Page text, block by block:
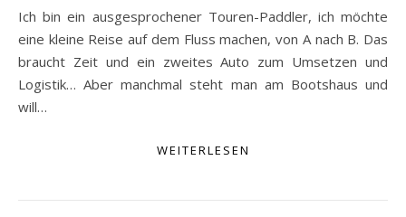
Ich bin ein ausgesprochener Touren-Paddler, ich möchte
eine kleine Reise auf dem Fluss machen, von A nach B. Das
braucht Zeit und ein zweites Auto zum Umsetzen und
Logistik… Aber manchmal steht man am Bootshaus und
will…
WEITERLESEN